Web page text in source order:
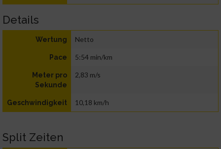
Details
Wertung Netto
Pace 5:54 min/km
Meter pro
Sekunde
2,83 m/s
Geschwindigkeit 10,18 km/h
Split Zeiten